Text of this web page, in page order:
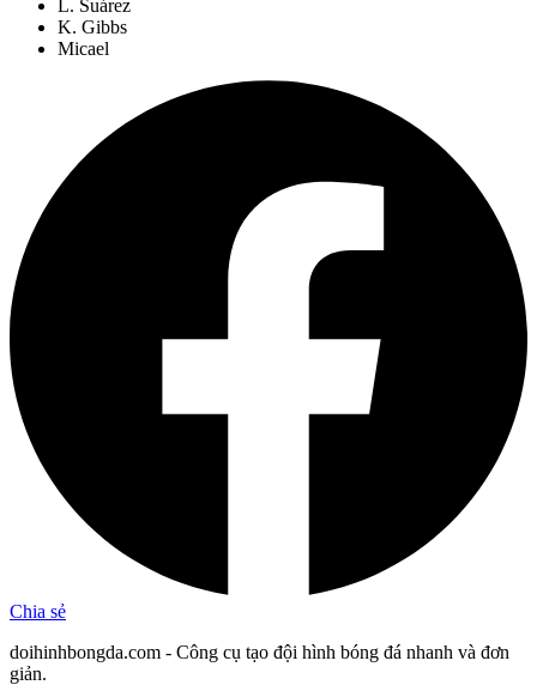
L. Suárez
K. Gibbs
Micael
Chia sẻ
doihinhbongda.com - Công cụ tạo đội hình bóng đá nhanh và đơn
giản.